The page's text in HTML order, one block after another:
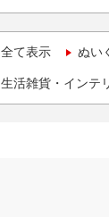
全て表示 ぬい
生活雑貨・インテ